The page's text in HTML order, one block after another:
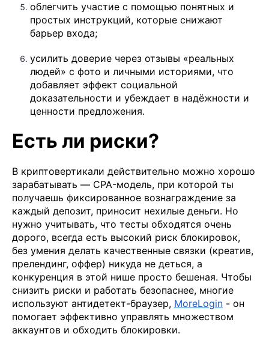
облегчить участие с помощью понятных и
простых инструкций, которые снижают
барьер входа;
усилить доверие через отзывы «реальных
людей» с фото и личными историями, что
добавляет эффект социальной
доказательности и убеждает в надёжности и
ценности предложения.
Есть ли риски?
В криптовертикали действительно можно хорошо
зарабатывать — CPA-модель, при которой ты
получаешь фиксированное вознаграждение за
каждый депозит, приносит нехилые деньги. Но
нужно учитывать, что тесты обходятся очень
дорого, всегда есть высокий риск блокировок,
без умения делать качественные связки (креатив,
прелендинг, оффер) никуда не деться, а
конкуренция в этой нише просто бешеная. Чтобы
снизить риски и работать безопаснее, многие
используют антидетект-браузер, MoreLogin - он
помогает эффективно управлять множеством
аккаунтов и обходить блокировки.